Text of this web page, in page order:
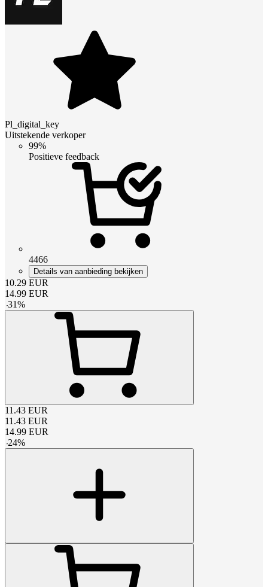
Pl_digital_key
Uitstekende verkoper
99%
Positieve feedback
4466
Details van aanbieding bekijken
10.29 EUR
14.99 EUR
-31%
11.43 EUR
11.43 EUR
14.99 EUR
-24%